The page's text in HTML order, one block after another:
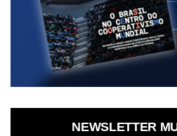
NEWSLETTER